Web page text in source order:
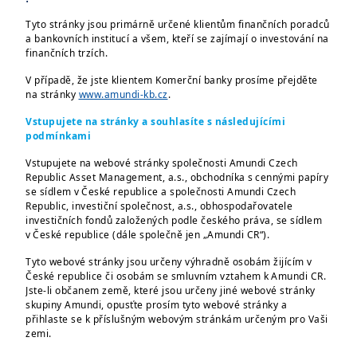
Tyto stránky jsou primárně určené klientům finančních poradců
a bankovních institucí a všem, kteří se zajímají o investování na
finančních trzích.
V případě, že jste klientem Komerční banky prosíme přejděte
na stránky www.amundi-kb.cz.
Vstupujete na stránky a souhlasíte s následujícími
podmínkami
Vstupujete na webové stránky společnosti Amundi Czech
Republic Asset Management, a.s., obchodníka s cennými papíry
se sídlem v České republice a společnosti Amundi Czech
Republic, investiční společnost, a.s., obhospodařovatele
investičních fondů založených podle českého práva, se sídlem
v České republice (dále společně jen „Amundi CR“).
Tyto webové stránky jsou určeny výhradně osobám žijícím v
České republice či osobám se smluvním vztahem k Amundi CR.
Jste-li občanem země, které jsou určeny jiné webové stránky
skupiny Amundi, opusťte prosím tyto webové stránky a
přihlaste se k příslušným webovým stránkám určeným pro Vaši
zemi.
Vážení investoři,
dovolujeme si informovat o úpravách
investiční politiky a investičního procesu
fondů z rodiny CPR Invest a Amundi
Funds.
Investorům investujícím do fondů z
rodinyCPR Investoznamujeme, že došlo
investičního procesu fondu s účinností od
25. května 2022:
V souvislosti s implementací nové